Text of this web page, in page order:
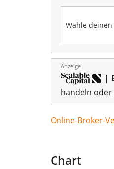
Wähle deinen
Anzeige
|
handeln oder
Online-Broker-
Chart